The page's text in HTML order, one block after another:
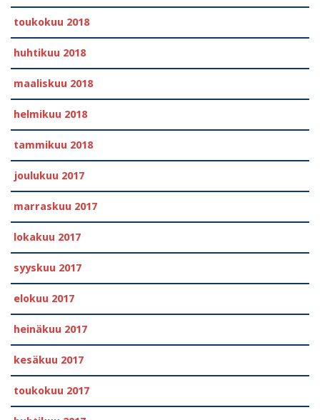
toukokuu 2018
huhtikuu 2018
maaliskuu 2018
helmikuu 2018
tammikuu 2018
joulukuu 2017
marraskuu 2017
lokakuu 2017
syyskuu 2017
elokuu 2017
heinäkuu 2017
kesäkuu 2017
toukokuu 2017